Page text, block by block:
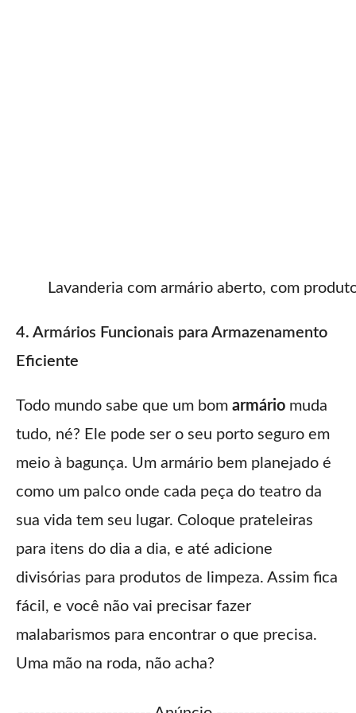
Lavanderia com armário aberto, com
4. Armários Funcionais para Armazenamento
Eficiente
Todo mundo sabe que um bom armário muda
tudo, né? Ele pode ser o seu porto seguro em
meio à bagunça. Um armário bem planejado é
como um palco onde cada peça do teatro da
sua vida tem seu lugar. Coloque prateleiras
para itens do dia a dia, e até adicione
divisórias para produtos de limpeza. Assim fica
fácil, e você não vai precisar fazer
malabarismos para encontrar o que precisa.
Uma mão na roda, não acha?